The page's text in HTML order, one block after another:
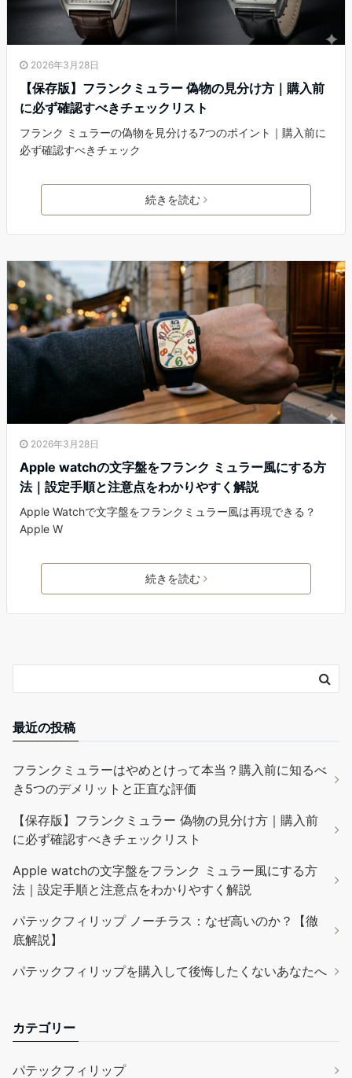
2026年3月28日
【保存版】フランクミュラー 偽物の見分け方｜購入前
に必ず確認すべきチェックリスト
フランク ミュラーの偽物を見分ける7つのポイント｜購入前に
必ず確認すべきチェック
続きを読む
2026年3月28日
Apple watchの文字盤をフランク ミュラー風にする方
法｜設定手順と注意点をわかりやすく解説
Apple Watchで文字盤をフランクミュラー風は再現できる？
Apple W
続きを読む
最近の投稿
フランクミュラーはやめとけって本当？購入前に知るべ
き5つのデメリットと正直な評価
【保存版】フランクミュラー 偽物の見分け方｜購入前
に必ず確認すべきチェックリスト
Apple watchの文字盤をフランク ミュラー風にする方
法｜設定手順と注意点をわかりやすく解説
パテックフィリップ ノーチラス：なぜ高いのか？【徹
底解説】
パテックフィリップを購入して後悔したくないあなたへ
カテゴリー
パテックフィリップ